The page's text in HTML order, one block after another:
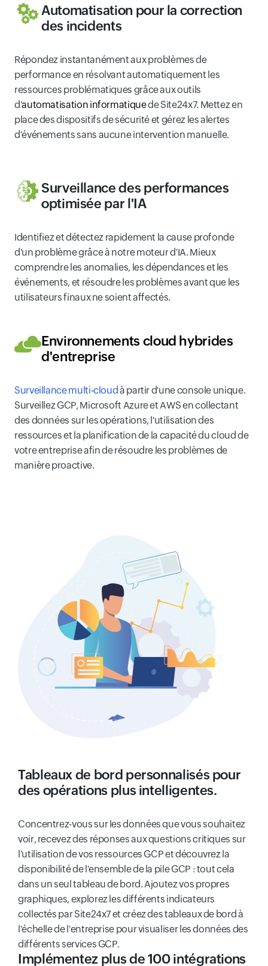
Automatisation pour la correction
des incidents
Répondez instantanément aux problèmes de
performance en résolvant automatiquement les
ressources problématiques grâce aux outils
d'automatisation informatiquede Site24x7. Mettez en
place des dispositifs de sécurité et gérez les alertes
d'événements sans aucune intervention manuelle.
Surveillance des performances
optimisée par l'IA
Identifiez et détectez rapidement la cause profonde
d'un problème grâce à notre moteur d'IA. Mieux
comprendre les anomalies, les dépendances et les
événements, et résoudre les problèmes avant que les
utilisateurs finaux ne soient affectés.
Environnements cloud hybrides
d'entreprise
Surveillance multi-cloudà partir d'une console unique.
Surveillez GCP, Microsoft Azure et AWS en collectant
des données sur les opérations, l'utilisation des
ressources et la planification de la capacité du cloud de
votre entreprise afin de résoudre les problèmes de
manière proactive.
Tableaux de bord personnalisés pour
des opérations plus intelligentes.
Concentrez-vous sur les données que vous souhaitez
voir, recevez des réponses aux questions critiques sur
l'utilisation de vos ressources GCP et découvrez la
disponibilité de l'ensemble de la pile GCP : tout cela
dans un seul tableau de bord. Ajoutez vos propres
graphiques, explorez les différents indicateurs
collectés par Site24x7 et créez des tableaux de bord à
l'échelle de l'entreprise pour visualiser les données des
différents services GCP.
Implémentez plus de 100 intégrations